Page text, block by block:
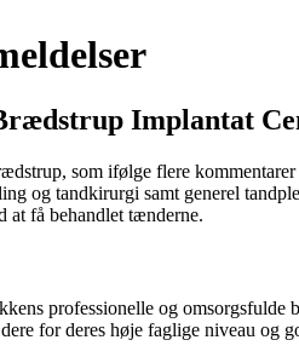
Implantat
som ifølge flere
og tandkirurgi samt generel
at få behandlet tænderne.
professionelle og
for deres høje faglige niveau